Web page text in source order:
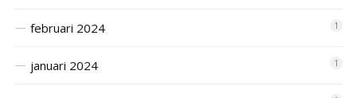
februari 2024 1
januari 2024 1